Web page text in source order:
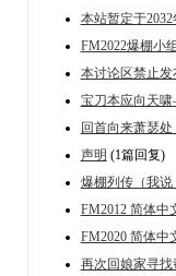
本站暂定于2032
FM2022爆棚小
本讨论区禁止
宝刀本应向天
回首向来萧瑟
声明 (1篇回复)
爆棚列传（我说
FM2012 简体中
FM2020 简体中
再次回娘家寻找